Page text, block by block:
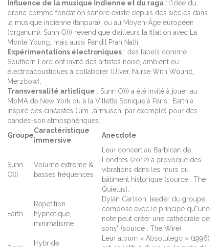
Influence de la musique indienne et du raga : l’idée du
drone comme fondation sonore existe depuis des siècles dans
la musique indienne (tanpura), ou au Moyen-Âge européen
(organum). Sunn O))) revendique d’ailleurs la filiation avec La
Monte Young, mais aussi Pandit Pran Nath.
Expérimentations électroniques : des labels comme
Southern Lord ont invité des artistes noise, ambient ou
électroacoustiques à collaborer (Ulver, Nurse With Wound,
Merzbow).
Transversalité artistique : Sunn O))) a été invité à jouer au
MoMA de New York ou à la Villette Sonique à Paris ; Earth a
inspiré des cinéastes (Jim Jarmusch, par exemple) pour des
bandes-son atmosphériques.
Groupe
Caractéristique
immersive
Anecdote
Sunn
O)))
Volume extrême &
basses fréquences
Leur concert au Barbican de
Londres (2012) a provoqué des
vibrations dans les murs du
bâtiment historique (source : The
Quietus).
Earth
Repetition
hypnotique,
minimalisme
Dylan Carlson, leader du groupe,
compose avec le principe qu’"une
note peut créer une cathédrale de
sons" (source : The Wire)
Hybride
Leur album « Absolutego » (1996)